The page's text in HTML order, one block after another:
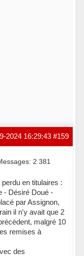
#159
2024 16:29:43
2 381
en titulaires :
- Désiré Doué -
par Assignon,
il n'y avait que 2
malgré 10
remises à
des